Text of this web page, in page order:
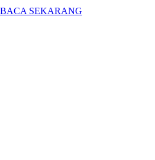
BACA SEKARANG